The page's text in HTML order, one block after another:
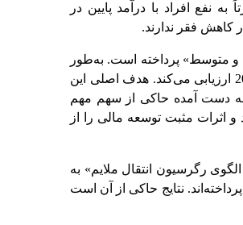
نفع افراد با درآمد پایین در
کاهش فقر ندارند.
کم و متوسط» پرداخته است. به‌طور
تجربی سهم مستقیم توسعه اقتصادی را در کاهش فقر در 67 کشور با درآمد کم و متوسط طی دوره 1986 تا 2012 ارزیابی می‌کند. هدف اصلی این
به دست آمده حاکی از سهم مهم
اثرات مثبت توسعه مالی را از
رگرسیون انتقال ملایم» به
پرداخته‌اند. نتایج حاکی از آن است